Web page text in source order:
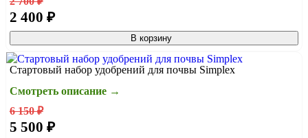
2 400 ₽
В корзину
Стартовый набор удобрений для почвы Simplex
Смотреть описание →
6 150 ₽
5 500 ₽